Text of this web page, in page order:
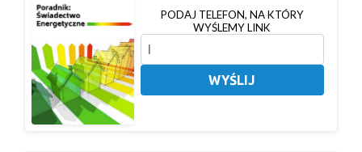
PODAJ TELEFON, NA KTÓRY
WYŚLEMY LINK
WYŚLIJ